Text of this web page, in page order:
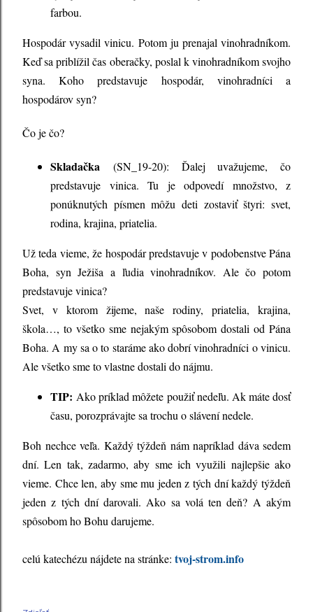
farbou.
Hospodár vysadil vinicu. Potom ju prenajal vinohradníkom.
Keď sa priblížil čas oberačky, poslal k vinohradníkom svojho
syna. Koho predstavuje hospodár, vinohradníci a
hospodárov syn?
Čo je čo?
Skladačka (SN_19-20): Ďalej uvažujeme, čo
predstavuje vinica. Tu je odpovedí množstvo, z
ponúknutých písmen môžu deti zostaviť štyri: svet,
rodina, krajina, priatelia.
Už teda vieme, že hospodár predstavuje v podobenstve Pána
Boha, syn Ježiša a ľudia vinohradníkov. Ale čo potom
predstavuje vinica?
Svet, v ktorom žijeme, naše rodiny, priatelia, krajina,
škola…, to všetko sme nejakým spôsobom dostali od Pána
Boha. A my sa o to staráme ako dobrí vinohradníci o vinicu.
Ale všetko sme to vlastne dostali do nájmu.
TIP: Ako príklad môžete použiť nedeľu. Ak máte dosť
času, porozprávajte sa trochu o slávení nedele.
Boh nechce veľa. Každý týždeň nám napríklad dáva sedem
dní. Len tak, zadarmo, aby sme ich využili najlepšie ako
vieme. Chce len, aby sme mu jeden z tých dní každý týždeň
jeden z tých dní darovali. Ako sa volá ten deň? A akým
spôsobom ho Bohu darujeme.
celú katechézu nájdete na stránke: tvoj-strom.info